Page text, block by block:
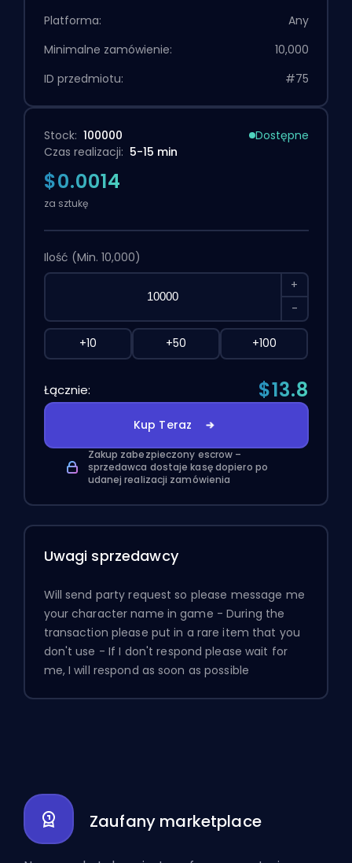
Platforma:
Any
Minimalne zamówienie:
10,000
ID przedmiotu:
#75
Stock: 100000
Dostępne
Czas realizacji: 5-15 min
$0.0014
za sztukę
Ilość (Min. 10,000)
+
-
+10 +50 +100
Łącznie: $13.8
Kup Teraz
Zakup zabezpieczony escrow –
sprzedawca dostaje kasę dopiero po
udanej realizacji zamówienia
Uwagi sprzedawcy
Will send party request so please message me
your character name in game - During the
transaction please put in a rare item that you
don't use - If I don't respond please wait for
me, I will respond as soon as possible
Zaufany marketplace